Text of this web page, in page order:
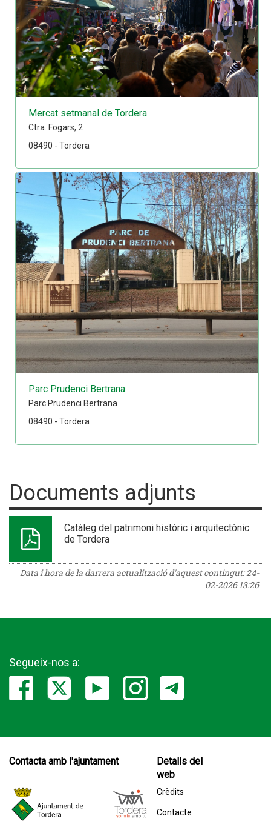
Mercat setmanal de Tordera
Ctra. Fogars, 2
08490 - Tordera
Parc Prudenci Bertrana
Parc Prudenci Bertrana
08490 - Tordera
Documents adjunts
Catàleg del patrimoni històric i arquitectònic
de Tordera
Data i hora de la darrera actualització d'aquest contingut:24-
02-2026 13:26
Segueix-nos a:
Contacta amb l'ajuntament
Detalls del
web
Crèdits
Contacte